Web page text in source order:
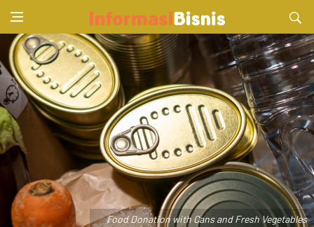
Food Donation with Cans and Fresh Vegetables